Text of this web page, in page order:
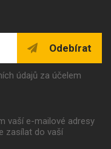
Odebírat
údajů za účelem
vaší e-mailové adresy
zasílat do vaší